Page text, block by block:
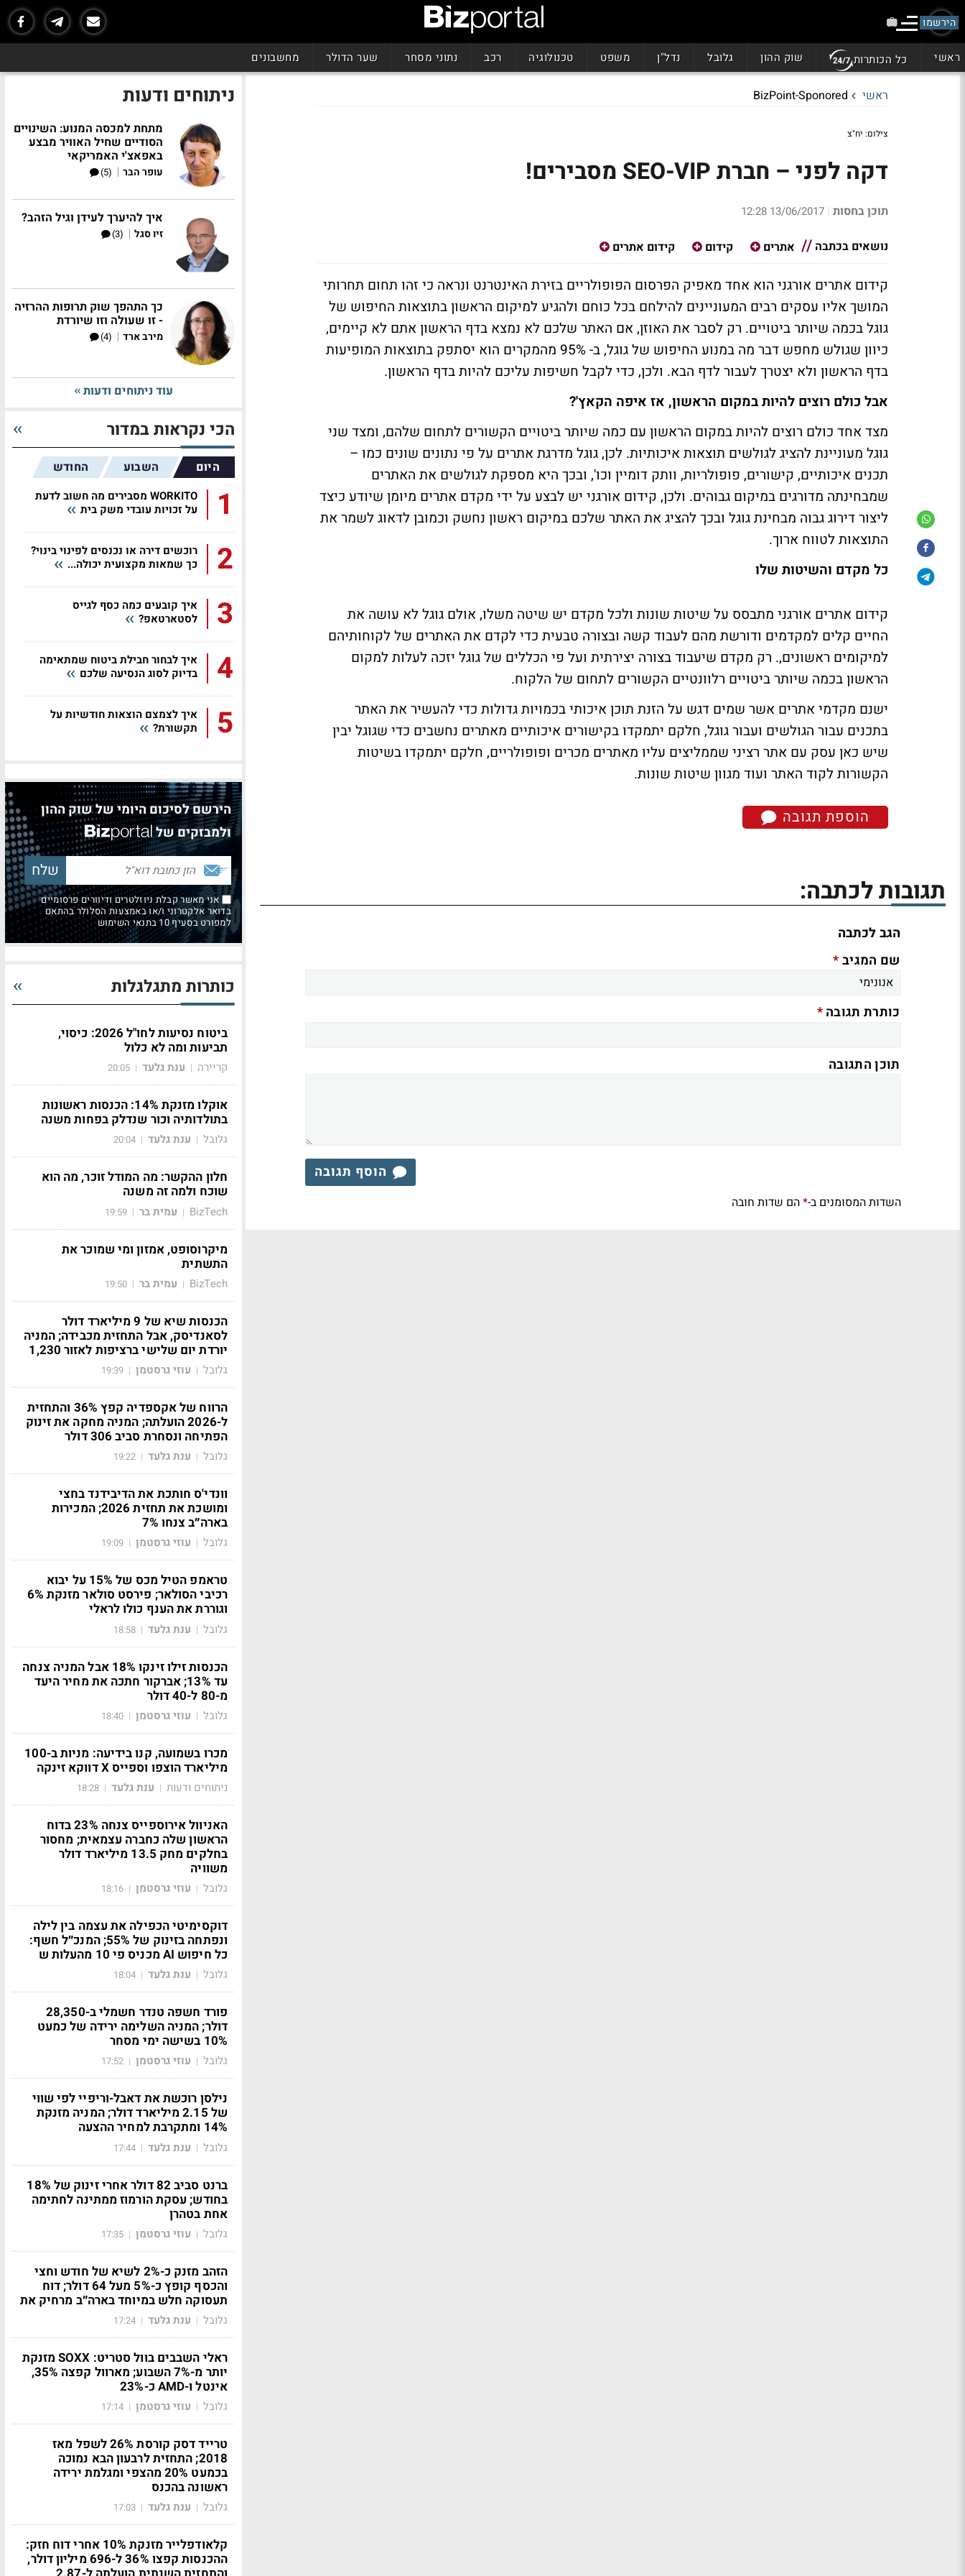
הירשמו
ראשי כל הכותרות שוק ההון גלובל נדל"ן משפט טכנולוגיה רכב נתוני מסחר שער הדולר מחשבונים
ראשי BizPoint-Sponored
צילום: יח"צ
דקה לפני – חברת SEO-VIP מסבירים!
תוכן בחסות |
13/06/2017 12:28
נושאים בכתבה אתרים קידום קידום אתרים
קידום אתרים אורגני הוא אחד מאפיק הפרסום הפופולריים בזירת האינטרנט ונראה כי זהו תחום תחרותי
המושך אליו עסקים רבים המעוניינים להילחם בכל כוחם ולהגיע למיקום הראשון בתוצאות החיפוש של
גוגל בכמה שיותר ביטויים. רק לסבר את האוזן, אם האתר שלכם לא נמצא בדף הראשון אתם לא קיימים,
כיוון שגולש מחפש דבר מה במנוע החיפוש של גוגל, ב- 95% מהמקרים הוא יסתפק בתוצאות המופיעות
בדף הראשון ולא יצטרך לעבור לדף הבא. ולכן, כדי לקבל חשיפות עליכם להיות בדף הראשון.
אבל כולם רוצים להיות במקום הראשון, אז איפה הקאץ'?
מצד אחד כולם רוצים להיות במקום הראשון עם כמה שיותר ביטויים הקשורים לתחום שלהם, ומצד שני
גוגל מעוניינת להציג לגולשים תוצאות איכותיות. לכן, גוגל מדרגת אתרים על פי נתונים שונים כמו –
תכנים איכותיים, קישורים, פופולריות, וותק דומיין וכו', ובכך היא מספקת לגולשים את האתרים
שמבחינתה מדורגים במיקום גבוהים. ולכן, קידום אורגני יש לבצע על ידי מקדם אתרים מיומן שיודע כיצד
ליצור דירוג גבוה מבחינת גוגל ובכך להציג את האתר שלכם במיקום ראשון נחשק וכמובן לדאוג לשמר את
התוצאות לטווח ארוך.
כל מקדם והשיטות שלו
קידום אתרים אורגני מתבסס על שיטות שונות ולכל מקדם יש שיטה משלו, אולם גוגל לא עושה את
החיים קלים למקדמים ודורשת מהם לעבוד קשה ובצורה טבעית כדי לקדם את האתרים של לקוחותיהם
למיקומים ראשונים,. רק מקדם שיעבוד בצורה יצירתית ועל פי הכללים של גוגל יזכה לעלות למקום
הראשון בכמה שיותר ביטויים רלוונטיים הקשורים לתחום של הלקוח.
ישנם מקדמי אתרים אשר שמים דגש על הזנת תוכן איכותי בכמויות גדולות כדי להעשיר את האתר
בתכנים עבור הגולשים ועבור גוגל, חלקם יתמקדו בקישורים איכותיים מאתרים נחשבים כדי שגוגל יבין
שיש כאן עסק עם אתר רציני שממליצים עליו מאתרים מכרים ופופולריים, חלקם יתמקדו בשיטות
הקשורות לקוד האתר ועוד מגוון שיטות שונות.
הוספת תגובה
תגובות לכתבה:
הגב לכתבה
שם המגיב*
כותרת תגובה*
תוכן התגובה
הוסף תגובה
השדות המסומנים ב-*הם שדות חובה
ניתוחים ודעות
מתחת למכסה המנוע: השינויים
הסודיים שחיל האוויר מבצע
באפאצ'י האמריקאי
עופר הבר |
(5)
איך להיערך לעידן וגיל הזהב?
זיו סגל |
(3)
כך התהפך שוק תרופות ההרזיה
- זו שעולה וזו שיורדת
מירב ארד |
(4)
עוד ניתוחים ודעות
הכי נקראות במדור
היום השבוע החודש
1
WORKITO מסבירים מה חשוב לדעת
על זכויות עובדי משק בית
2
רוכשים דירה או נכנסים לפינוי בינוי?
כך שמאות מקצועית יכולה...
3
איך קובעים כמה כסף לגייס
לסטארטאפ?
4
איך לבחור חבילת ביטוח שמתאימה
בדיוק לסוג הנסיעה שלכם
5
איך לצמצם הוצאות חודשיות על
תקשורת?
הירשם לסיכום היומי של שוק ההון
ולמבזקים של
אני מאשר קבלת ניוזלטרים ודיוורים פרסומיים
בדואר אלקטרוני ו/או באמצעות הסלולר בהתאם
למפורט בסעיף 10 בתנאי השימוש
כותרות מתגלגלות
ביטוח נסיעות לחו"ל 2026: כיסוי,
תביעות ומה לא כלול
קריירה | ענת גלעד |
20:05
אוקלו מזנקת 14%: הכנסות ראשונות
בתולדותיה וכור שנדלק בפחות משנה
גלובל | ענת גלעד |
20:04
חלון ההקשר: מה המודל זוכר, מה הוא
שוכח ולמה זה משנה
BizTech
| עמית בר |
19:59
מיקרוסופט, אמזון ומי שמוכר את
התשתית
BizTech
| עמית בר |
19:50
הכנסות שיא של 9 מיליארד דולר
לסאנדיסק, אבל התחזית מכבידה; המניה
יורדת יום שלישי ברציפות לאזור 1,230
גלובל | עוזי גרסטמן |
19:39
הרווח של אקספדיה קפץ 36% והתחזית
ל-2026 הועלתה; המניה מחקה את זינוק
הפתיחה ונסחרת סביב 306 דולר
גלובל | ענת גלעד |
19:22
וונדי'ס חותכת את הדיבידנד בחצי
ומושכת את תחזית 2026; המכירות
בארה״ב צנחו 7%
גלובל | עוזי גרסטמן |
19:09
טראמפ הטיל מכס של 15% על יבוא
רכיבי הסולאר; פירסט סולאר מזנקת 6%
וגוררת את הענף כולו לראלי
גלובל | ענת גלעד |
18:58
הכנסות זילו זינקו 18% אבל המניה צנחה
עד 13%; אברקור חתכה את מחיר היעד
מ-80 ל-40 דולר
גלובל | עוזי גרסטמן |
18:40
מכרו בשמועה, קנו בידיעה: מניות ב-100
מיליארד הוצפו וספייס X דווקא זינקה
ניתוחים ודעות | ענת גלעד |
18:28
האניוול אירוספייס צנחה 23% בדוח
הראשון שלה כחברה עצמאית; מחסור
בחלקים מחק 13.5 מיליארד דולר
משוויה
גלובל | עוזי גרסטמן |
18:16
דוקסימיטי הכפילה את עצמה בין לילה
ונפתחה בזינוק של 55%; המנכ״ל חשף:
כל חיפוש AI מכניס פי 10 מהעלות ש
גלובל | ענת גלעד |
18:04
פורד חשפה טנדר חשמלי ב-28,350
דולר; המניה השלימה ירידה של כמעט
10% בשישה ימי מסחר
גלובל | עוזי גרסטמן |
17:52
נילסן רוכשת את דאבל-וריפיי לפי שווי
של 2.15 מיליארד דולר; המניה מזנקת
14% ומתקרבת למחיר ההצעה
גלובל | ענת גלעד |
17:44
ברנט סביב 82 דולר אחרי זינוק של 18%
בחודש; עסקת הורמוז ממתינה לחתימה
אחת בטהרן
גלובל | עוזי גרסטמן |
17:35
הזהב מזנק כ-2% לשיא של חודש וחצי
והכסף קופץ כ-5% מעל 64 דולר; דוח
תעסוקה חלש במיוחד בארה״ב מרחיק את
גלובל | ענת גלעד |
17:24
ראלי השבבים בוול סטריט: SOXX מזנקת
יותר מ-7% השבוע; מארוול קפצה 35%,
אינטל ו-AMD כ-23%
גלובל | עוזי גרסטמן |
17:14
טרייד דסק קורסת 26% לשפל מאז
2018; התחזית לרבעון הבא נמוכה
בכמעט 20% מהצפי ומגלמת ירידה
ראשונה בהכנס
גלובל | ענת גלעד |
17:03
קלאודפלייר מזנקת 10% אחרי דוח חזק:
ההכנסות קפצו 36% ל-696 מיליון דולר,